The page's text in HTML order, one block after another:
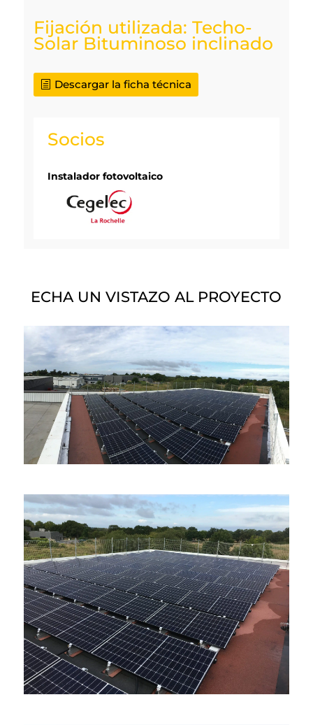
Fijación utilizada: Techo-
Solar Bituminoso inclinado
Descargar la ficha técnica
Socios
Instalador fotovoltaico
ECHA UN VISTAZO AL PROYECTO